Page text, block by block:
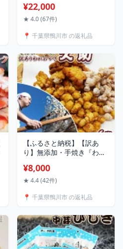
前 [0022-0005]
¥22,000
★ 4.0 (67件)
📍 千葉県鴨川市 の返礼品
【ふるさと納税】【訳あ
り】無添加・手焼き『われ
[0008-0032]
¥8,000
★ 4.4 (42件)
📍 千葉県鴨川市 の返礼品